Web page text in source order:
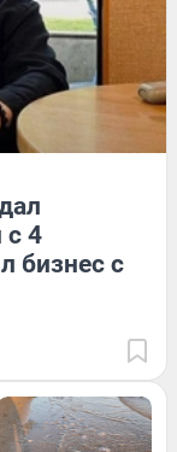
с 4
бизнес с